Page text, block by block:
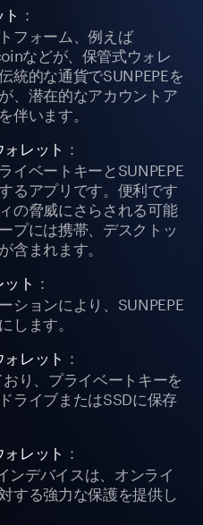
：
フォーム、例えば
などが、保管式ウォレ
統的な通貨でSUNPEPEを
、潜在的なアカウントア
伴います。
レット ：
イベートキーとSUNPEPE
るアプリです。便利です
の脅威にさらされる可能
プには携帯、デスクトッ
含まれます。
ト ：
ションにより、SUNPEPE
します。
レット ：
り、プライベートキーを
ライブまたはSSDに保存
レット ：
ンデバイスは、オンライ
する強力な保護を提供し